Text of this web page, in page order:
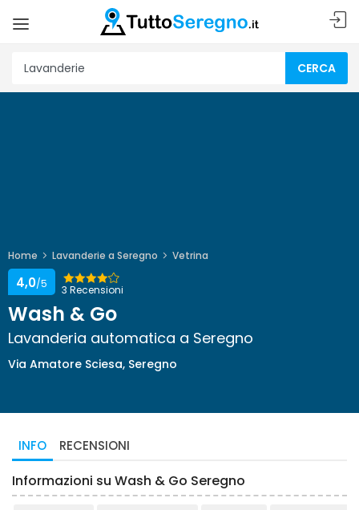
CERCA
Home Lavanderie a Seregno Vetrina
3 Recensioni
4,0/5
Wash & Go
Lavanderia automatica a Seregno
Via Amatore Sciesa, Seregno
INFO RECENSIONI
Informazioni su Wash & Go Seregno